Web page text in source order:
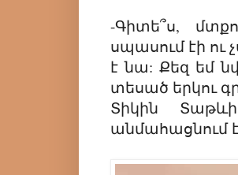
-Գիտե՞ս,
սպասում էի ու
է նա: Քեզ եմ
տեսած երկու
Տիկին
անմահացնում